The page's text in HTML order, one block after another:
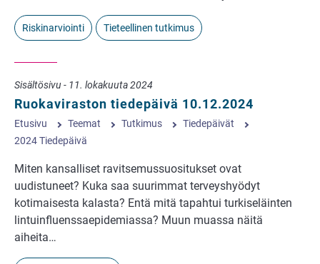
Riskinarviointi Tieteellinen tutkimus
Sisältösivu - 11. lokakuuta 2024
Ruokaviraston tiedepäivä 10.12.2024
Etusivu Teemat Tutkimus
Tiedepäivät
2024 Tiedepäivä
Miten kansalliset ravitsemussuositukset ovat
uudistuneet? Kuka saa suurimmat terveyshyödyt
kotimaisesta kalasta? Entä mitä tapahtui turkiseläinten
lintuinfluenssaepidemiassa? Muun muassa näitä
aiheita…